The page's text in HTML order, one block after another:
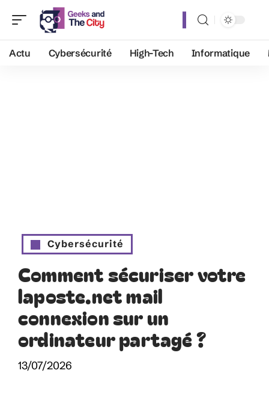
Actu Cybersécurité High-Tech Informatique
Cybersécurité
Comment sécuriser votre
laposte.net mail
connexion sur un
ordinateur partagé ?
13/07/2026